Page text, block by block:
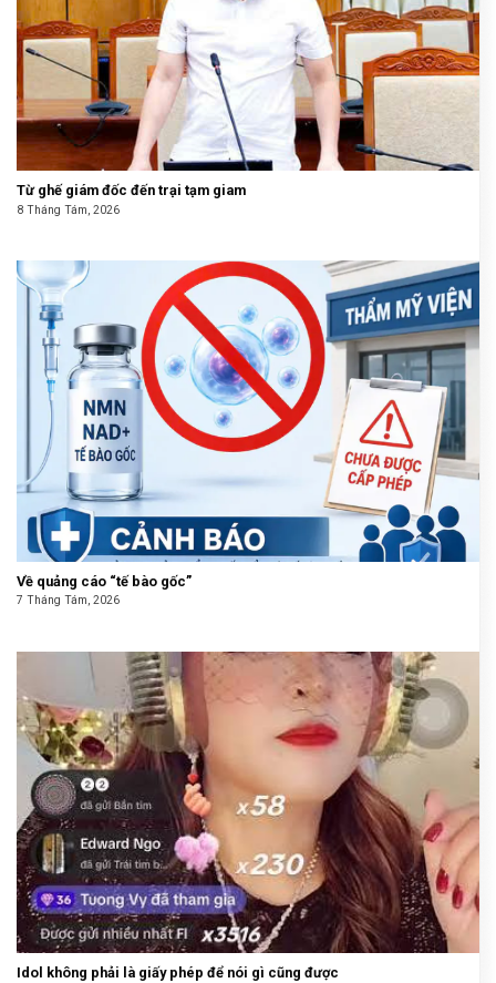
Từ ghế giám đốc đến trại tạm giam
8 Tháng Tám, 2026
Về quảng cáo “tế bào gốc”
7 Tháng Tám, 2026
Idol không phải là giấy phép để nói gì cũng được